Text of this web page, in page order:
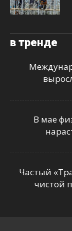
в тренде
В мае
Частый
чистой